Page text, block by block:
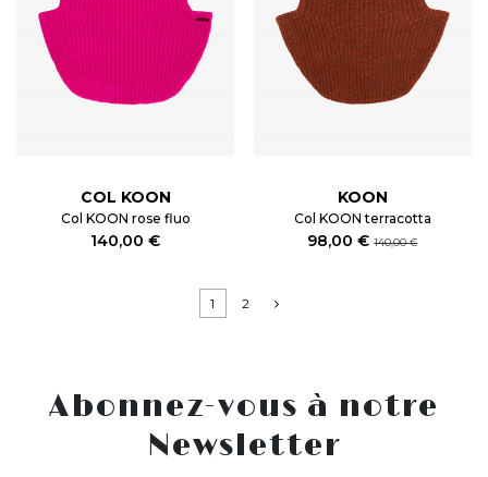
COL KOON
Col KOON rose fluo
140,00 €
KOON
Col KOON terracotta
98,00 €140,00 €
1 2
Abonnez-vous à notre
Newsletter